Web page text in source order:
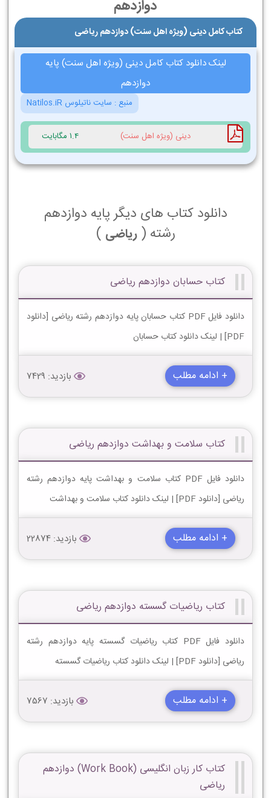
دوازدهم
کتاب کامل دینی (ویژه اهل سنت) دوازدهم ریاضی
لینک دانلود کتاب کامل دینی (ویژه اهل سنت) پایه
دوازدهم
منبع : سایت ناتیلوس Natilos.iR
دینی (ویژه اهل سنت) 1.4 مگابایت
دانلود کتاب های دیگر پایه دوازدهم
رشته (ریاضی )
کتاب حسابان دوازدهم ریاضی
دانلود فایل PDF کتاب حسابان پایه دوازدهم رشته ریاضی [دانلود
PDF] | لینک دانلود کتاب حسابان
+ ادامه مطلب بازدید: 7429
کتاب سلامت و بهداشت دوازدهم ریاضی
دانلود فایل PDF کتاب سلامت و بهداشت پایه دوازدهم رشته
ریاضی [دانلود PDF] | لینک دانلود کتاب سلامت و بهداشت
+ ادامه مطلب بازدید: 22874
کتاب ریاضیات گسسته دوازدهم ریاضی
دانلود فایل PDF کتاب ریاضیات گسسته پایه دوازدهم رشته
ریاضی [دانلود PDF] | لینک دانلود کتاب ریاضیات گسسته
+ ادامه مطلب بازدید: 7567
کتاب کار زبان انگليسی (Work Book) دوازدهم
ریاضی